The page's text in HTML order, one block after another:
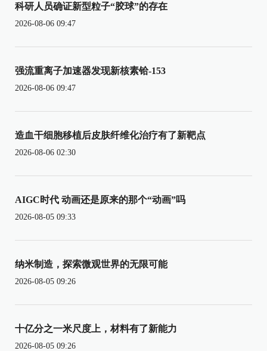
科研人员确证新型粒子“胶球”的存在
2026-08-06 09:47
强流重离子加速器发现新核素铪-153
2026-08-06 09:47
造血干细胞移植后皮肤纤维化治疗有了新靶点
2026-08-06 02:30
AIGC时代 动画还是原来的那个“动画”吗
2026-08-05 09:33
纳米制造，探索微观世界的无限可能
2026-08-05 09:26
十亿分之一米尺度上，材料有了新能力
2026-08-05 09:26